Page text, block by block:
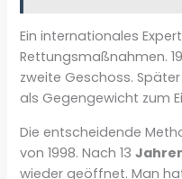
Ein internationales
Rettungsmaßnahmen.
zweite Geschoss.
als Gegengewicht zum
Die entscheidende
von 1998. Nach 13
wieder geöffnet. Man